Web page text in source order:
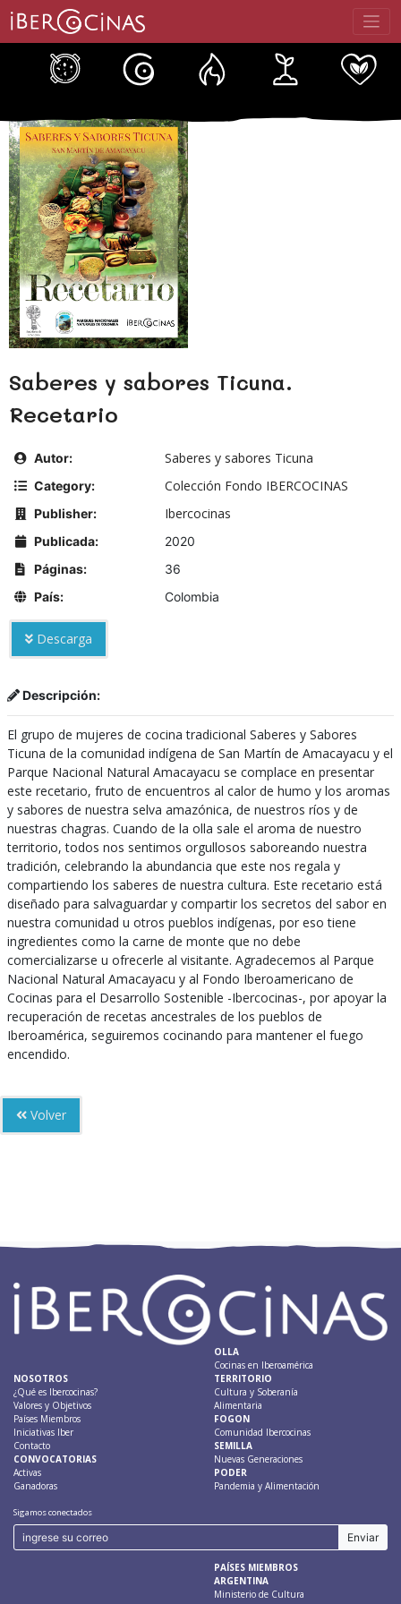
contenido
Saberes y sabores Ticuna.
Recetario
Autor: Saberes y sabores Ticuna
Category: Colección Fondo IBERCOCINAS
Publisher: Ibercocinas
Publicada:
2020
Páginas:
36
País:
Colombia
Descarga
Descripción:
El grupo de mujeres de cocina tradicional Saberes y Sabores
Ticuna de la comunidad indígena de San Martín de Amacayacu y el
Parque Nacional Natural Amacayacu se complace en presentar
este recetario, fruto de encuentros al calor de humo y los aromas
y sabores de nuestra selva amazónica, de nuestros ríos y de
nuestras chagras. Cuando de la olla sale el aroma de nuestro
territorio, todos nos sentimos orgullosos saboreando nuestra
tradición, celebrando la abundancia que este nos regala y
compartiendo los saberes de nuestra cultura. Este recetario está
diseñado para salvaguardar y compartir los secretos del sabor en
nuestra comunidad u otros pueblos indígenas, por eso tiene
ingredientes como la carne de monte que no debe
comercializarse u ofrecerle al visitante. Agradecemos al Parque
Nacional Natural Amacayacu y al Fondo Iberoamericano de
Cocinas para el Desarrollo Sostenible -Ibercocinas-, por apoyar la
recuperación de recetas ancestrales de los pueblos de
Iberoamérica, seguiremos cocinando para mantener el fuego
encendido.
Volver
NOSOTROS
¿Qué es Ibercocinas?
Valores y Objetivos
Países Miembros
Iniciativas Iber
Contacto
CONVOCATORIAS
Activas
Ganadoras
OLLA
Cocinas en Iberoamérica
TERRITORIO
Cultura y Soberanía
Alimentaria
FOGON
Comunidad Ibercocinas
SEMILLA
Nuevas Generaciones
PODER
Pandemia y Alimentación
Sigamos conectados
PAÍSES MIEMBROS
ARGENTINA
Ministerio de Cultura